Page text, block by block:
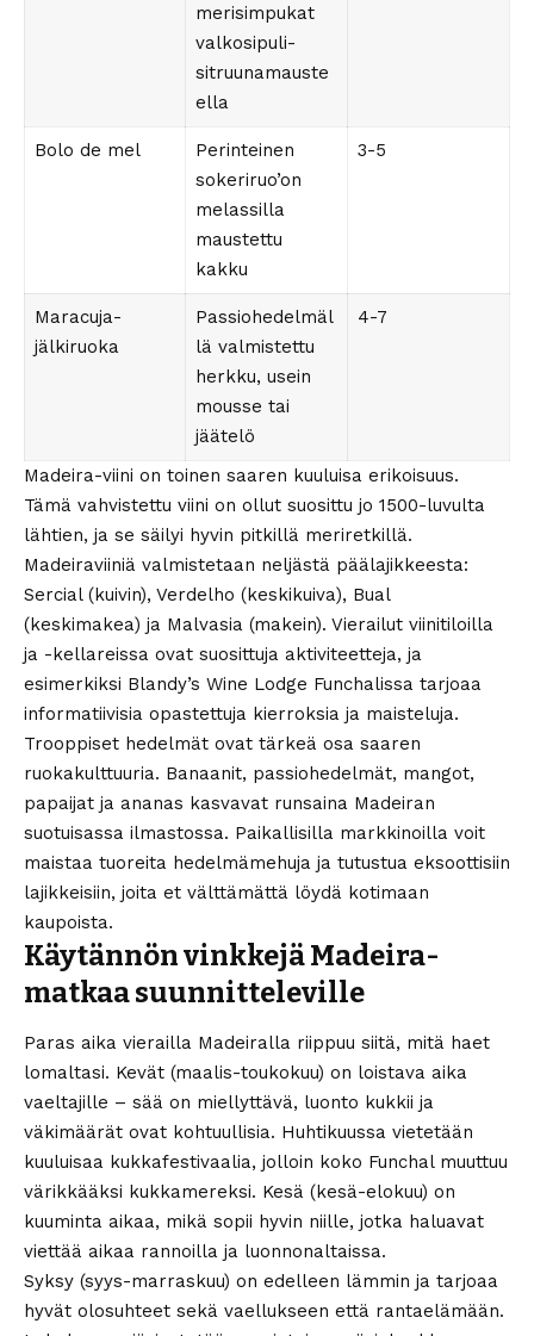
merisimpukat
valkosipuli-
sitruunamauste
ella
Bolo de mel
Perinteinen
sokeriruo’on
melassilla
maustettu
kakku
3-5
Maracuja-
jälkiruoka
Passiohedelmäl
lä valmistettu
herkku, usein
mousse tai
jäätelö
4-7
Madeira-viini on toinen saaren kuuluisa erikoisuus.
Tämä vahvistettu viini on ollut suosittu jo 1500-luvulta
lähtien, ja se säilyi hyvin pitkillä meriretkillä.
Madeiraviiniä valmistetaan neljästä päälajikkeesta:
Sercial (kuivin), Verdelho (keskikuiva), Bual
(keskimakea) ja Malvasia (makein). Vierailut viinitiloilla
ja -kellareissa ovat suosittuja aktiviteetteja, ja
esimerkiksi Blandy’s Wine Lodge Funchalissa tarjoaa
informatiivisia opastettuja kierroksia ja maisteluja.
Trooppiset hedelmät ovat tärkeä osa saaren
ruokakulttuuria. Banaanit, passiohedelmät, mangot,
papaijat ja ananas kasvavat runsaina Madeiran
suotuisassa ilmastossa. Paikallisilla markkinoilla voit
maistaa tuoreita hedelmämehuja ja tutustua eksoottisiin
lajikkeisiin, joita et välttämättä löydä kotimaan
kaupoista.
Käytännön vinkkejä Madeira-
matkaa suunnitteleville
Paras aika vierailla Madeiralla riippuu siitä, mitä haet
lomaltasi. Kevät (maalis-toukokuu) on loistava aika
vaeltajille – sää on miellyttävä, luonto kukkii ja
väkimäärät ovat kohtuullisia. Huhtikuussa vietetään
kuuluisaa kukkafestivaalia, jolloin koko Funchal muuttuu
värikkääksi kukkamereksi. Kesä (kesä-elokuu) on
kuuminta aikaa, mikä sopii hyvin niille, jotka haluavat
viettää aikaa rannoilla ja luonnonaltaissa.
Syksy (syys-marraskuu) on edelleen lämmin ja tarjoaa
hyvät olosuhteet sekä vaellukseen että rantaelämään.